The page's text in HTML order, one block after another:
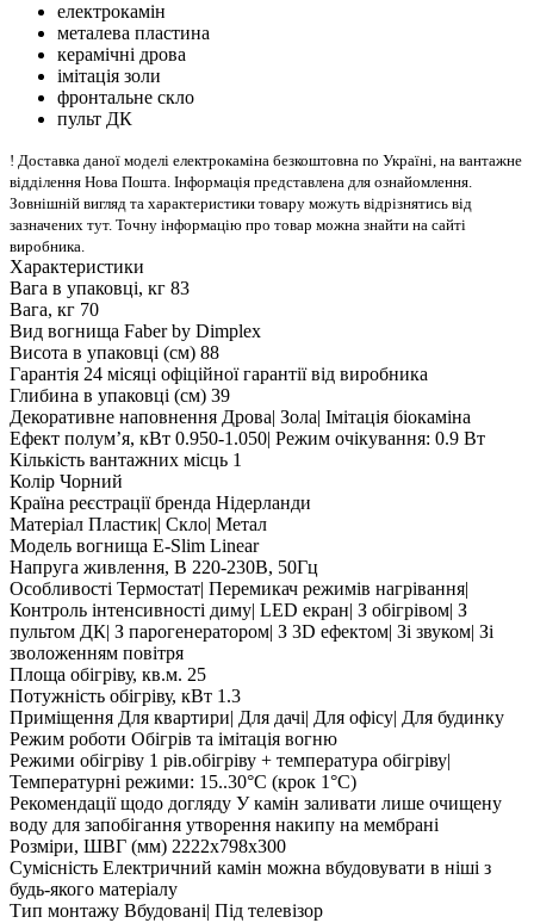
електрокамін
металева пластина
керамічні дрова
імітація золи
фронтальне скло
пульт ДК
! Доставка даної моделі електрокаміна безкоштовна по Україні, на вантажне
відділення Нова Пошта. Інформація представлена для ознайомлення.
Зовнішній вигляд та характеристики товару можуть відрізнятись від
зазначених тут. Точну інформацію про товар можна знайти на сайті
виробника.
Характеристики
Вага в упаковці, кг 83
Вага, кг 70
Вид вогнища Faber by Dimplex
Висота в упаковці (см) 88
Гарантія 24 місяці офіційної гарантії від виробника
Глибина в упаковці (см) 39
Декоративне наповнення Дрова| Зола| Імітація біокаміна
Ефект полумʼя, кВт 0.950-1.050| Режим очікування: 0.9 Вт
Кількість вантажних місць 1
Колір Чорний
Країна реєстрації бренда Нідерланди
Матеріал Пластик| Скло| Метал
Модель вогнища E-Slim Linear
Напруга живлення, В 220-230В, 50Гц
Особливості Термостат| Перемикач режимів нагрівання|
Контроль інтенсивності диму| LED екран| З обігрівом| З
пультом ДК| З парогенератором| З 3D ефектом| Зі звуком| Зі
зволоженням повітря
Площа обігріву, кв.м. 25
Потужність обігріву, кВт 1.3
Приміщення Для квартири| Для дачі| Для офісу| Для будинку
Режим роботи Обігрів та імітація вогню
Режими обігріву 1 рів.обігріву + температура обігріву|
Температурні режими: 15..30°C (крок 1°C)
Рекомендації щодо догляду У камін заливати лише очищену
воду для запобігання утворення накипу на мембрані
Розміри, ШВГ (мм) 2222x798x300
Сумісність Електричний камін можна вбудовувати в ніші з
будь-якого матеріалу
Тип монтажу Вбудовані| Під телевізор